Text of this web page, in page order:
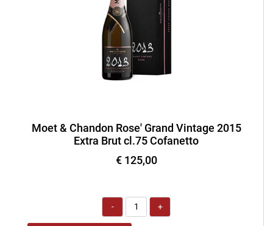
Moet & Chandon Rose' Grand Vintage 2015
Extra Brut cl.75 Cofanetto
€ 125,00
Quantità